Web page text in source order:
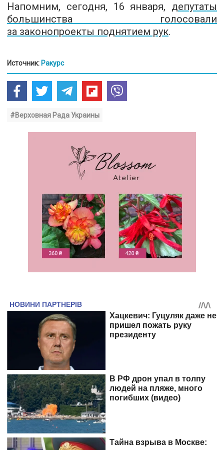
Напомним, сегодня, 16 января, депутаты
большинства голосовали
за законопроекты поднятием рук.
Источник: Ракурс
#Верховная Рада Украины